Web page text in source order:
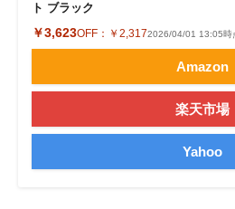
ト ブラック
￥3,623OFF： ￥2,3172026/04/01 13:05時
Amazon
楽天市場
Yahoo